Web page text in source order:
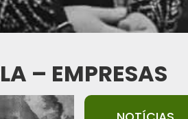
– EMPRESAS